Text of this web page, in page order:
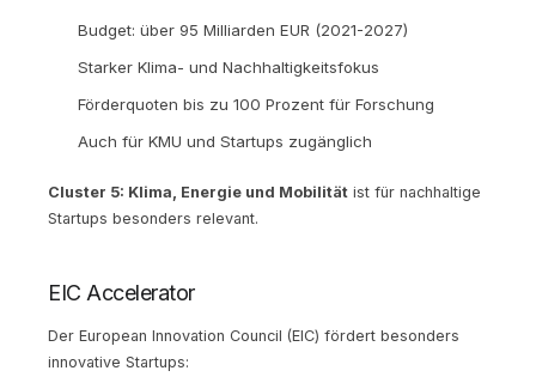
Budget: über 95 Milliarden EUR (2021-2027)
Starker Klima- und Nachhaltigkeitsfokus
Förderquoten bis zu 100 Prozent für Forschung
Auch für KMU und Startups zugänglich
Cluster 5: Klima, Energie und Mobilität ist für nachhaltige
Startups besonders relevant.
EIC Accelerator
Der European Innovation Council (EIC) fördert besonders
innovative Startups: